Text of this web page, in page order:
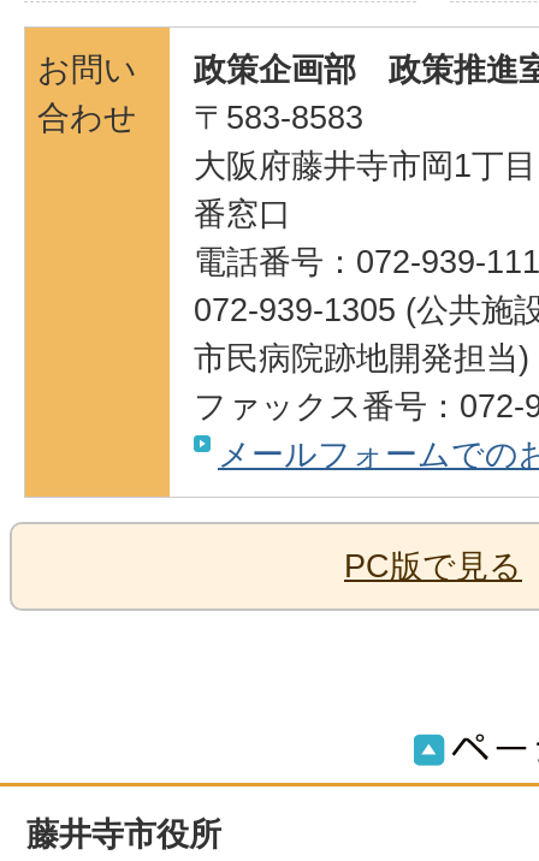
お問い
合わせ
政策企画部 政策推進
〒583-8583
大阪府藤井寺市岡1丁
番窓口
電話番号：072-939-
072-939-1305 (公共施
市民病院跡地開発担当)
ファックス番号：072-
メールフォームでの
PC版で見る
藤井寺市役所